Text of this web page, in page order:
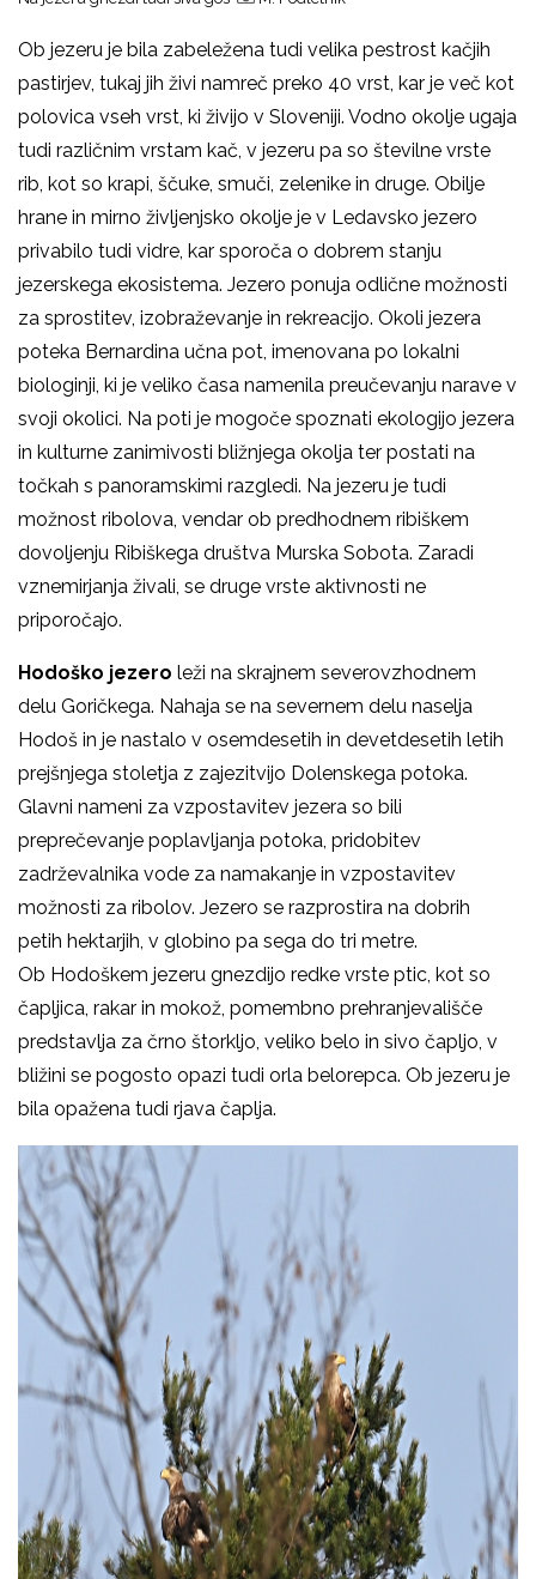
Ob jezeru je bila zabeležena tudi velika pestrost kačjih
pastirjev, tukaj jih živi namreč preko 40 vrst, kar je več kot
polovica vseh vrst, ki živijo v Sloveniji. Vodno okolje ugaja
tudi različnim vrstam kač, v jezeru pa so številne vrste
rib, kot so krapi, ščuke, smuči, zelenike in druge. Obilje
hrane in mirno življenjsko okolje je v Ledavsko jezero
privabilo tudi vidre, kar sporoča o dobrem stanju
jezerskega ekosistema. Jezero ponuja odlične možnosti
za sprostitev, izobraževanje in rekreacijo. Okoli jezera
poteka Bernardina učna pot, imenovana po lokalni
biologinji, ki je veliko časa namenila preučevanju narave v
svoji okolici. Na poti je mogoče spoznati ekologijo jezera
in kulturne zanimivosti bližnjega okolja ter postati na
točkah s panoramskimi razgledi. Na jezeru je tudi
možnost ribolova, vendar ob predhodnem ribiškem
dovoljenju Ribiškega društva Murska Sobota. Zaradi
vznemirjanja živali, se druge vrste aktivnosti ne
priporočajo.
Hodoško jezero leži na skrajnem severovzhodnem
delu Goričkega. Nahaja se na severnem delu naselja
Hodoš in je nastalo v osemdesetih in devetdesetih letih
prejšnjega stoletja z zajezitvijo Dolenskega potoka.
Glavni nameni za vzpostavitev jezera so bili
preprečevanje poplavljanja potoka, pridobitev
zadrževalnika vode za namakanje in vzpostavitev
možnosti za ribolov. Jezero se razprostira na dobrih
petih hektarjih, v globino pa sega do tri metre.
Ob Hodoškem jezeru gnezdijo redke vrste ptic, kot so
čapljica, rakar in mokož, pomembno prehranjevališče
predstavlja za črno štorkljo, veliko belo in sivo čapljo, v
bližini se pogosto opazi tudi orla belorepca. Ob jezeru je
bila opažena tudi rjava čaplja.